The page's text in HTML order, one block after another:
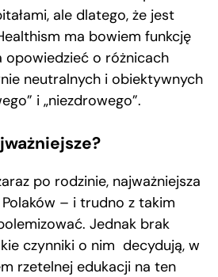
ale dlatego, że jest
ma bowiem funkcję
opowiedzieć o różnicach
neutralnych i obiektywnych
i „niezdrowego”.
po rodzinie, najważniejsza
– i trudno z takim
Jednak brak
czynniki o nim decydują, w
rzetelnej edukacji na ten